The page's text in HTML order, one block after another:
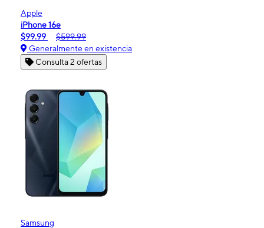
Apple
iPhone 16e
$99.99
$599.99
Generalmente en existencia
Consulta 2 ofertas
Samsung